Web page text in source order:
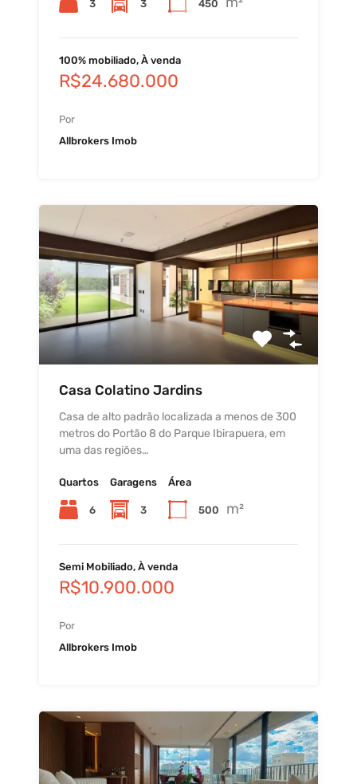
3 3 450
100% mobiliado, À venda
R$24.680.000
Por
Allbrokers Imob
Casa Colatino Jardins
Casa de alto padrão localizada a menos de 300
metros do Portão 8 do Parque Ibirapuera, em
uma das regiões…
Quartos
6
Garagens
3
Área
500 m²
Semi Mobiliado, À venda
R$10.900.000
Por
Allbrokers Imob